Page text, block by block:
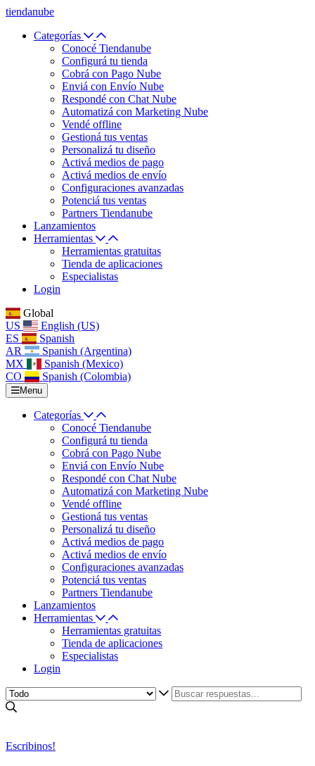
tiendanube
Categorías
Conocé Tiendanube
Configurá tu tienda
Cobrá con Pago Nube
Enviá con Envío Nube
Respondé con Chat Nube
Automatizá con Marketing Nube
Vendé offline
Gestioná tus ventas
Personalizá tu diseño
Activá medios de pago
Activá medios de envío
Configuraciones avanzadas
Potenciá tus ventas
Partners Tiendanube
Lanzamientos
Herramientas
Herramientas gratuitas
Tienda de aplicaciones
Especialistas
Login
Global
US
English (US)
ES
Spanish
AR
Spanish (Argentina)
MX
Spanish (Mexico)
CO
Spanish (Colombia)
Menu
Categorías
Conocé Tiendanube
Configurá tu tienda
Cobrá con Pago Nube
Enviá con Envío Nube
Respondé con Chat Nube
Automatizá con Marketing Nube
Vendé offline
Gestioná tus ventas
Personalizá tu diseño
Activá medios de pago
Activá medios de envío
Configuraciones avanzadas
Potenciá tus ventas
Partners Tiendanube
Lanzamientos
Herramientas
Herramientas gratuitas
Tienda de aplicaciones
Especialistas
Login
Escribinos!